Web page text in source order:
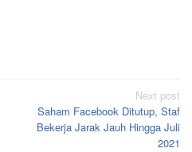
Next post
Saham Facebook Ditutup, Staf
Bekerja Jarak Jauh Hingga Juli
2021